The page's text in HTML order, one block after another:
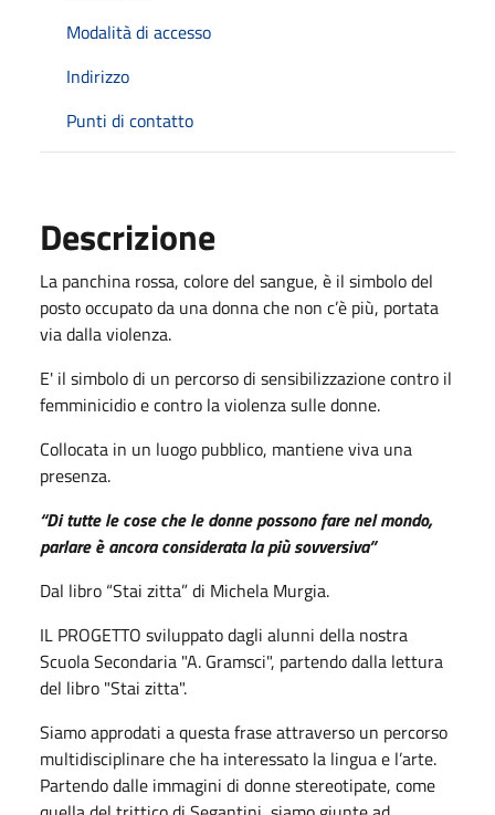
Modalità di accesso
Indirizzo
Punti di contatto
Descrizione
La panchina rossa, colore del sangue, è il simbolo del
posto occupato da una donna che non c’è più, portata
via dalla violenza.
E' il simbolo di un percorso di sensibilizzazione contro il
femminicidio e contro la violenza sulle donne.
Collocata in un luogo pubblico, mantiene viva una
presenza.
“Di tutte le cose che le donne possono fare nel mondo,
parlare è ancora considerata la più sovversiva”
Dal libro “Stai zitta” di Michela Murgia.
IL PROGETTO sviluppato dagli alunni della nostra
Scuola Secondaria "A. Gramsci", partendo dalla lettura
del libro "Stai zitta".
Siamo approdati a questa frase attraverso un percorso
multidisciplinare che ha interessato la lingua e l’arte.
Partendo dalle immagini di donne stereotipate, come